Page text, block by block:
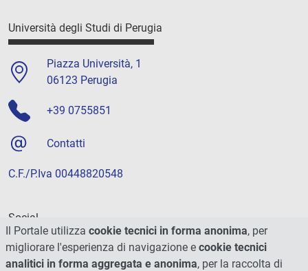
Università degli Studi di Perugia
Piazza Università, 1
06123 Perugia
+39 0755851
Contatti
C.F./P.Iva 00448820548
Social
Il Portale utilizza cookie tecnici in forma anonima, per
migliorare l'esperienza di navigazione e cookie tecnici
analitici in forma aggregata e anonima, per la raccolta di